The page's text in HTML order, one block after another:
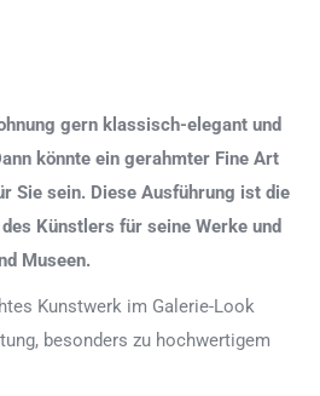
gern klassisch-elegant und
könnte ein gerahmter Fine Art
Sie sein. Diese Ausführung ist die
Künstlers für seine Werke und
Museen.
Kunstwerk im Galerie-Look
besonders zu hochwertigem